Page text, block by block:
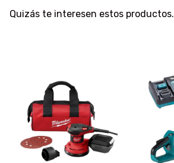
Quizás te interesen estos productos.